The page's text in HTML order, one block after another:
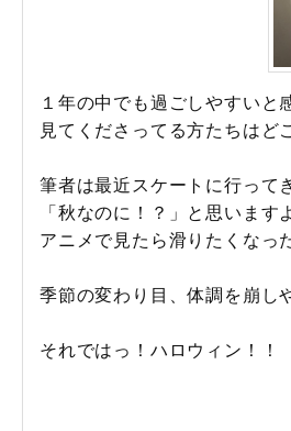
１年の中でも過ごしやすいと
見てくださってる方たちはど
筆者は最近スケートに行って
「秋なのに！？」と思います
アニメで見たら滑りたくなっ
季節の変わり目、体調を崩し
それではっ！ハロウィン！！